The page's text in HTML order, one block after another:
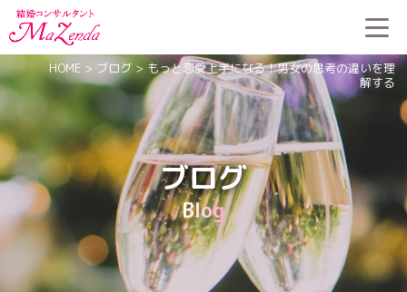
ブログ
Blog
HOME > ブログ > もっと恋愛上手になる！男女の思考の違いを理
解する